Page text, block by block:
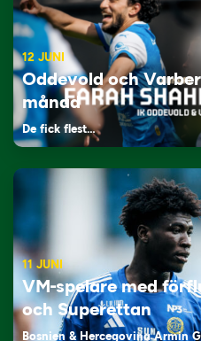
12 JUNI
Oddevold och
månad
De fick flest…
11 JUNI
VM-spelare med
och Superettan
Bosnien & Hercegovina Armin